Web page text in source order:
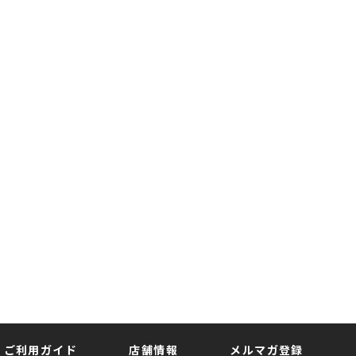
ご利用ガイド 店舗情報 メルマガ登録